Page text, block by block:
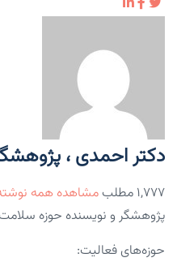
دکتر احمدی ،
۱,۷۷۷ مطلب
مشاهده همه
پژوهشگر و نویسنده حوزه سلامت
حوزه‌های فعالیت: